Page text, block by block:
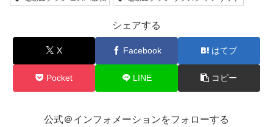
シェアする
X Facebook はてブ
Pocket LINE コピー
公式＠インフォメーションをフォローする